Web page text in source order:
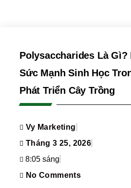
Polysaccharides Là Gì?
Sức Mạnh Sinh Học
Phát Triển Cây Trồng
Vy Marketing
Tháng 3 25, 2026
8:05 sáng
No Comments